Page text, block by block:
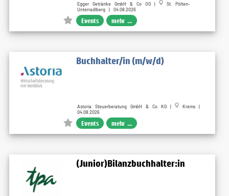
Egger Getränke GmbH & Co OG |
St. Pölten-
Unterradlberg | 04.08.2026
Events mehr ...
Buchhalter/in (m/w/d)
Astoria Steuerberatung GmbH & Co KG |
Krems |
04.08.2026
Events mehr ...
(Junior)Bilanzbuchhalter:in